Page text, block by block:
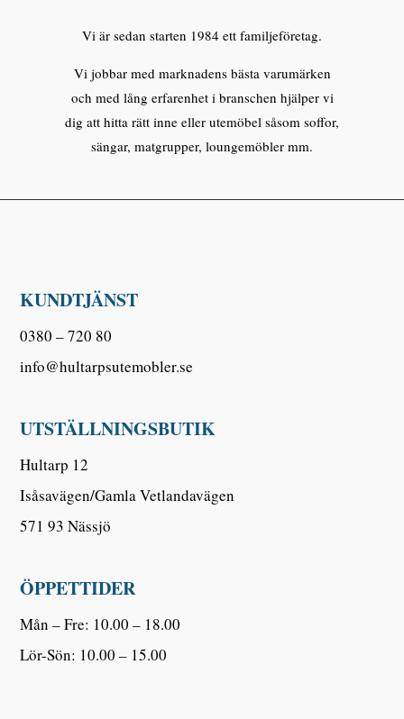
Vi är sedan starten 1984 ett familjeföretag.
Vi jobbar med marknadens bästa varumärken
och med lång erfarenhet i branschen hjälper vi
dig att hitta rätt inne eller utemöbel såsom soffor,
sängar, matgrupper, loungemöbler mm.
KUNDTJÄNST
0380 – 720 80
info@hultarpsutemobler.se
UTSTÄLLNINGSBUTIK
Hultarp 12
Isåsavägen/Gamla Vetlandavägen
571 93 Nässjö
ÖPPETTIDER
Mån – Fre: 10.00 – 18.00
Lör-Sön: 10.00 – 15.00